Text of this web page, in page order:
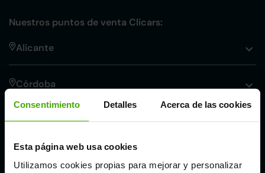
Consentimiento Detalles Acerca de las cookies
Esta página web usa cookies
Utilizamos cookies propias para mejorar y personalizar
Nuestros puntos de venta Clicars:
Alicante
Córdoba
Madrid
Málaga